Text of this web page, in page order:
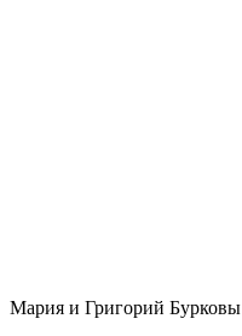
Мария и Григорий Бурковы